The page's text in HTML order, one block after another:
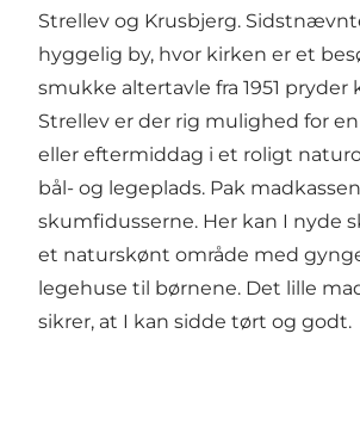
Strellev og Krusbjerg.
hyggelig by, hvor kirken er et
smukke altertavle fra 1951 pryder
Strellev er der rig mulighed for
eller eftermiddag i et roligt
bål- og legeplads. Pak
skumfidusserne. Her kan I nyde
et naturskønt område med
legehuse til børnene. Det lille
sikrer, at I kan sidde tørt og godt.